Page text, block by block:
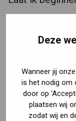
Deze
Wanneer jij
is het nodig om
door op
plaatsen wij
zodat wij en
bent die de
Een
zijn namelijk
regelgeving